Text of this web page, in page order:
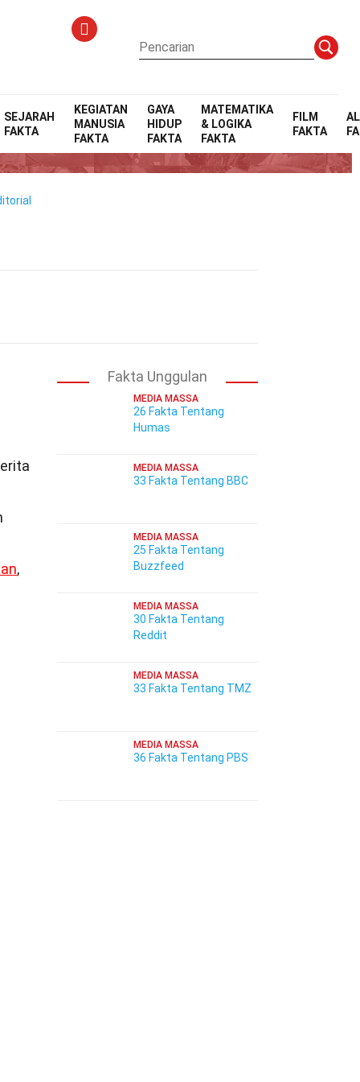
SEJARAH
FAKTA
KEGIATAN
MANUSIA
FAKTA
GAYA
HIDUP
FAKTA
MATEMATIKA
& LOGIKA
FAKTA
FILM
FAKTA
,
Fakta Unggulan
MEDIA MASSA
26 Fakta Tentang
Humas
MEDIA MASSA
33 Fakta Tentang BBC
MEDIA MASSA
25 Fakta Tentang
Buzzfeed
MEDIA MASSA
30 Fakta Tentang
Reddit
MEDIA MASSA
33 Fakta Tentang TMZ
MEDIA MASSA
36 Fakta Tentang PBS